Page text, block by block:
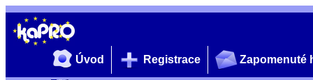
Úvod Registrace Zapomenuté